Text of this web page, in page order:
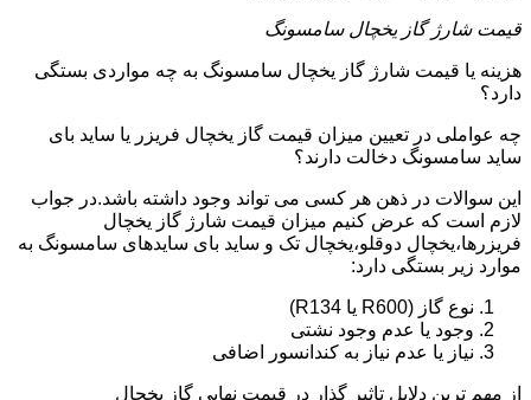
قیمت شارژ گاز یخچال سامسونگ
هزینه یا قیمت شارژ گاز یخچال سامسونگ به چه مواردی بستگی
دارد؟
چه عواملی در تعیین میزان قیمت گاز یخچال فریزر یا ساید بای
ساید سامسونگ دخالت دارند؟
این سوالات در ذهن هر کسی می تواند وجود داشته باشد.در جواب
لازم است که عرض کنیم میزان قیمت شارژ گاز یخچال
فریزرها،یخچال دوقلو،یخچال تک و ساید بای سایدهای سامسونگ به
موارد زیر بستگی دارد:
نوع گاز (R600 یا R134)
وجود یا عدم وجود نشتی
نیاز یا عدم نیاز به کندانسور اضافی
از مهم ترین دلایل تاثیر گذار در قیمت نهایی گاز یخچال